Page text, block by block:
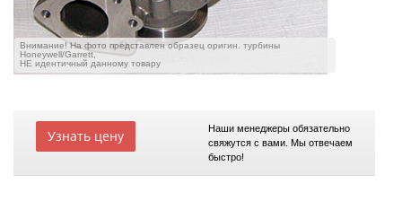
Внимание! На фото представлен образец оригин. турбины
Honeywell/Garrett,
НЕ идентичный данному товару
Узнать цену
Наши менеджеры обязательно
свяжутся с вами. Мы отвечаем
быстро!